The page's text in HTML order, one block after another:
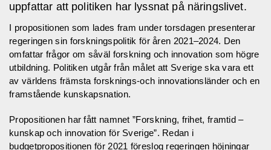
uppfattar att politiken har lyssnat på näringslivet.
I propositionen som lades fram under torsdagen presenterar
regeringen sin forskningspolitik för åren 2021–2024. Den
omfattar frågor om såväl forskning och innovation som högre
utbildning. Politiken utgår från målet att Sverige ska vara ett
av världens främsta forsknings-och innovationsländer och en
framstående kunskapsnation.
Propositionen har fått namnet ”Forskning, frihet, framtid –
kunskap och innovation för Sverige”. Redan i
budgetpropositionen för 2021 föreslog regeringen höjningar